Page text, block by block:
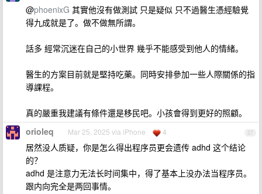
@phoenixG 其實他沒有做測試 只是疑似 只不過醫生憑經驗覺
得九成就是了。做不做無所謂。
話多 經常沉迷在自己的小世界 幾乎不能感受到他人的情緒。
醫生的方案目前就是堅持吃藥。同時安排參加一些人際關係的指
導課程。
真的嚴重我建議有條件還是移民吧。小孩會得到更好的照顧。
27
orioleq Mar 25, 2025 via iPhone 4
居然没人质疑，你是怎么得出程序员更会遗传 adhd 这个结论
的？
adhd 是注意力无法长时间集中，得了基本上没办法当程序员。
跟内向完全是两回事情。